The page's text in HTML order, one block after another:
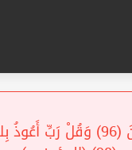
« ادْفَعْ بِالَّتِي هِيَ أَحْسَنُ السَّيِّئَةَ نَحْنُ أَعْلَمُ بِمَا يَصِفُونَ (96) وَقُلْ رَبِّ